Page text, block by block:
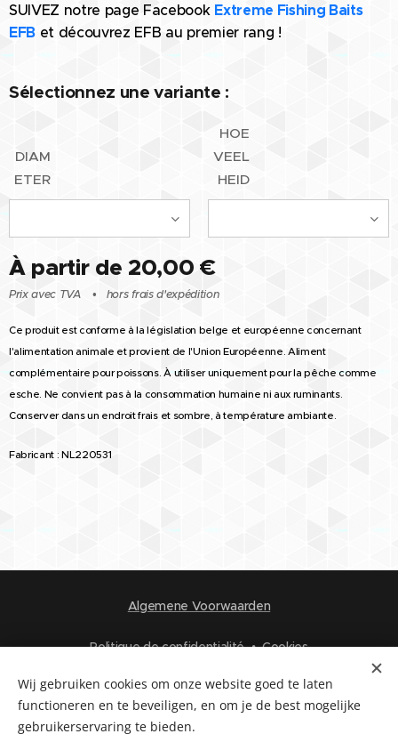
SUIVEZ notre page Facebook Extreme Fishing Baits
EFB et découvrez EFB au premier rang !
Sélectionnez une variante :
DIAM
ETER
HOE
VEEL
HEID
À partir de 20,00 €
Prix avec TVA hors frais d'expédition
Ce produit est conforme à la législation belge et européenne concernant
l'alimentation animale et provient de l'Union Européenne. Aliment
complémentaire pour poissons. À utiliser uniquement pour la pêche comme
esche. Ne convient pas à la consommation humaine ni aux ruminants.
Conserver dans un endroit frais et sombre, à température ambiante.
Fabricant : NL220531
Algemene Voorwaarden
Politique de confidentialité Cookies
Langues
Nederlands
Français
Wij gebruiken cookies om onze website goed te laten
functioneren en te beveiligen, en om je de best mogelijke
gebruikerservaring te bieden.